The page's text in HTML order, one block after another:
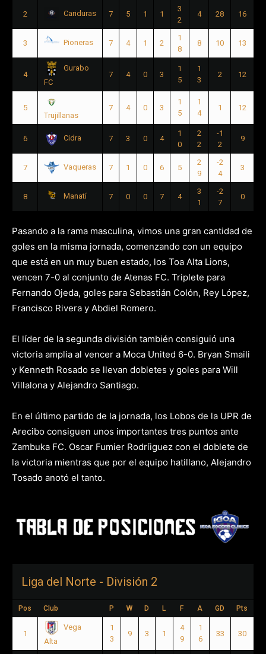
2 Cariduras 7 5 1 1
3
2
4 28 16
3 Pioneras 7 4 1 2
1
8
8 10 13
4
Gurabo
FC
7 4 0 3
1
5
1
3
2 12
5
Trujillanas
7 4 0 3
1
5
1
4
1 12
6 Cidra 7 3 0 4
1
0
2
2
-1
2
9
7 Vaqueras 7 1 0 6 5
2
9
-2
4
3
8 Manatí 7 0 0 7 4
3
1
-2
7
0
Pasando a la rama masculina, vimos una gran cantidad de
goles en la misma jornada, comenzando con un equipo
que está en un muy buen estado, los Toa Alta Lions,
vencen 7-0 al conjunto de Atenas FC. Triplete para
Fernando Ojeda, goles para Sebastián Colón, Rey López,
Francisco Rivera y Abdiel Romero.
El líder de la segunda división también consiguió una
victoria amplia al vencer a Moca United 6-0. Bryan Smaili
y Kenneth Rosado se llevan dobletes y goles para Will
Villalona y Alejandro Santiago.
En el último partido de la jornada, los Lobos de la UPR de
Arecibo consiguen unos importantes tres puntos ante
Zambuka FC. Oscar Fumier Rodríiguez con el doblete de
la victoria mientras que por el equipo hatillano, Alejandro
Tosado anotó el tanto.
Liga del Norte - División 2
Pos Club P W D L F A GD Pts
1
Vega
Alta
1
3
9 3 1
4
9
1
6
33 30